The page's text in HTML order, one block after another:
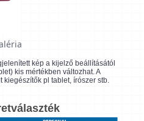
kép a kijelző beállításától
kis mértékben változhat. A
pl tablet, írószer stb.